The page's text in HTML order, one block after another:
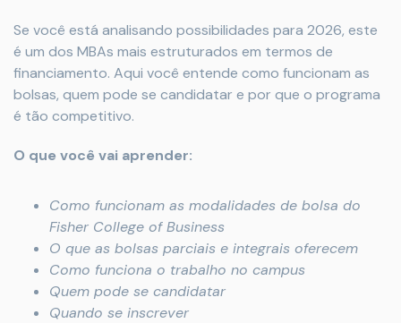
Se você está analisando possibilidades para 2026, este
é um dos MBAs mais estruturados em termos de
financiamento. Aqui você entende como funcionam as
bolsas, quem pode se candidatar e por que o programa
é tão competitivo.
O que você vai aprender:
Como funcionam as modalidades de bolsa do
Fisher College of Business
O que as bolsas parciais e integrais oferecem
Como funciona o trabalho no campus
Quem pode se candidatar
Quando se inscrever